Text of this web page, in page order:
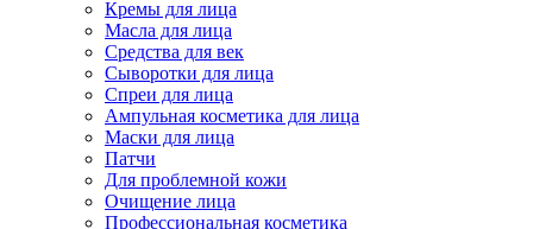
Кремы для лица
Масла для лица
Средства для век
Сыворотки для лица
Спреи для лица
Ампульная косметика для лица
Маски для лица
Патчи
Для проблемной кожи
Очищение лица
Профессиональная косметика